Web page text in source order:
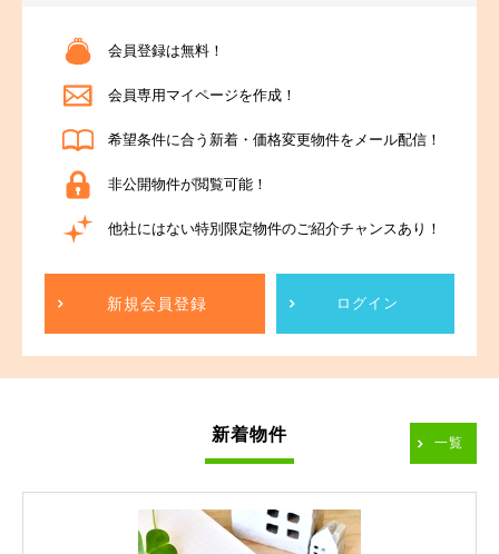
会員登録は無料！
会員専用マイページを作成！
希望条件に合う新着・価格変更物件をメール配信！
非公開物件が閲覧可能！
他社にはない特別限定物件のご紹介チャンスあり！
新規会員登録 ログイン
新着物件 一覧